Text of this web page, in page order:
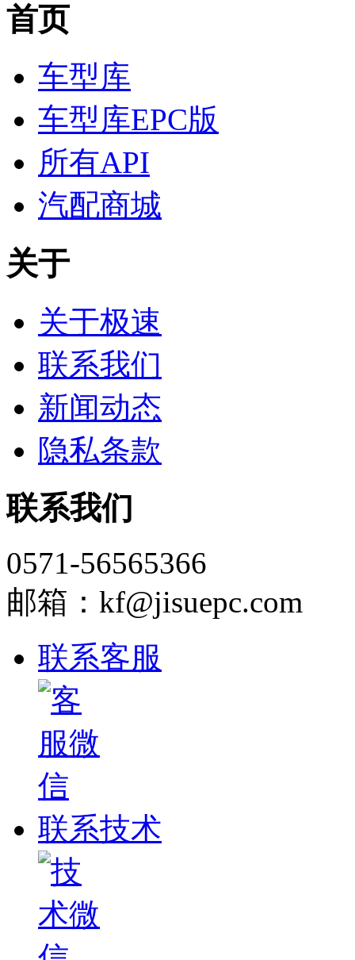
首页
车型库
车型库EPC版
所有API
汽配商城
关于
关于极速
联系我们
新闻动态
隐私条款
联系我们
0571-56565366
邮箱：kf@jisuepc.com
联系客服
联系技术